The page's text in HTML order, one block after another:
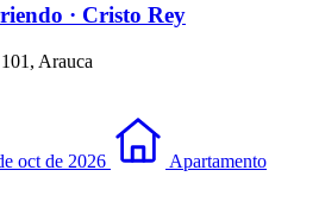
· Cristo Rey
Arauca
oct de 2026
Apartamento